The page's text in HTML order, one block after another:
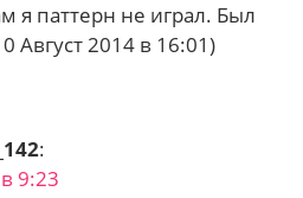
я паттерн не играл. Был
Август 2014 в 16:01)
:
9:23